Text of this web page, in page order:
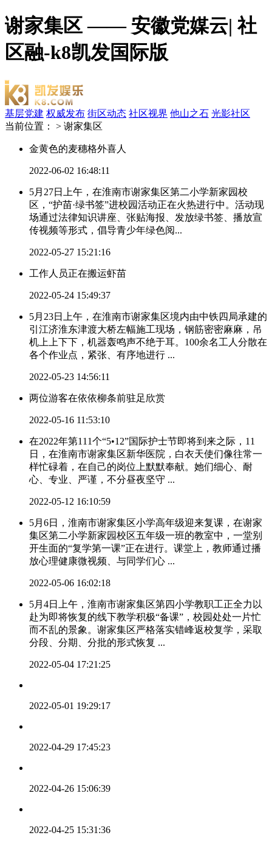
谢家集区 —— 安徽党媒云| 社
区融-k8凯发国际版
基层党建 权威发布 街区动态 社区视界 他山之石 光影社区
当前位置： > 谢家集区
金黄色的麦穗格外喜人
2022-06-02 16:48:11
5月27日上午，在淮南市谢家集区第二小学新家园校
区，“护苗·绿书签”进校园活动正在火热进行中。活动现
场通过法律知识讲座、张贴海报、发放绿书签、播放宣
传视频等形式，倡导青少年绿色阅...
2022-05-27 15:21:16
工作人员正在搬运虾苗
2022-05-24 15:49:37
5月23日上午，在淮南市谢家集区境内由中铁四局承建的
引江济淮东津渡大桥左幅施工现场，钢筋密密麻麻，吊
机上上下下，机器轰鸣声不绝于耳。100余名工人分散在
各个作业点，紧张、有序地进行 ...
2022-05-23 14:56:11
两位游客在依依柳条前驻足欣赏
2022-05-16 11:53:10
​在2022年第111个“5•12”国际护士节即将到来之际，11
日，在淮南市谢家集区新华医院，白衣天使们像往常一
样忙碌着，在自己的岗位上默默奉献。她们细心、耐
心、专业、严谨，不分昼夜坚守 ...
2022-05-12 16:10:59
5月6日，淮南市谢家集区小学高年级迎来复课，在谢家
集区第二小学新家园校区五年级一班的教室中，一堂别
开生面的“复学第一课”正在进行。课堂上，教师通过播
放心理健康微视频、与同学们心 ...
2022-05-06 16:02:18
​5月4日上午，淮南市谢家集区第四小学教职工正全力以
赴为即将恢复的线下教学积极“备课”，校园处处一片忙
而不乱的景象。谢家集区严格落实错峰返校复学，采取
分段、分期、分批的形式恢复 ...
2022-05-04 17:21:25
2022-05-01 19:29:17
2022-04-29 17:45:23
2022-04-26 15:06:39
2022-04-25 15:31:36